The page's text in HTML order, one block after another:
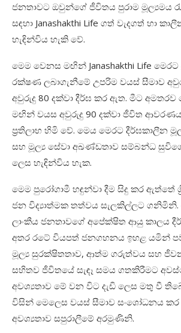
ජනතාවට ඔවුන්ගේ ජීවිතය පුරාම මූල්‍යමය
සඳහා Janashakthi Life ගත් වැදගත් හා
හැඳින්විය හැකි වේ.
මෙම වෙනස මඟින් Janashakthi Life මෙරට
රක්ෂණ ලබාගැනීමේ උපරිම වයස් සීමාව
අවුරුදු 80 දක්වා දීර්ඝ කර ඇත. මීට
මඟින් වයස අවුරුදු 90 දක්වා ජීවිත
ප්‍රතිලාභ හිමි වේ. මෙය මෙරට දීර්ඝකාලීන
සහ මූල්‍ය සේවා අඛණ්ඩතාව සම්බන්ධ
ලෙස හැඳින්විය හැක.
මෙම පුරෝගාමී හඳුන්වා දීම සිදු කර ඇත්තේ
ජන විද්‍යාත්මක තත්වය සැලකිල්ලට ගනිමිනි.
ලාංකීය ජනතාවගේ අපේක්ෂිත ආයු කාලය
අතර රටේ වියපත් ජනගහනය ඉහළ යමින්
මූල්‍ය සුරක්ෂිතතාව, ආත්ම ගරුත්වය සහ
සහිතව ජීවිතයේ සැඳෑ සමය ගතකිරීමට
අවශ්‍යතාව මේ වන විට දැඩි ලෙස මතු වී තිබේ.
විසින් මෙලෙස වයස් සීමාව සංශෝධනය
අවශ්‍යතාව සපුරාලීමේ අරමුණිනි.